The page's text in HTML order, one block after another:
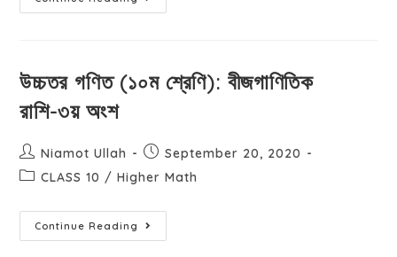
উচ্চতর গণিত (১০ম শ্রেণি): বীজগাণিতিক
রাশি-৩য় অংশ
Niamot Ullah
September 20, 2020
CLASS 10 / Higher Math
Continue Reading